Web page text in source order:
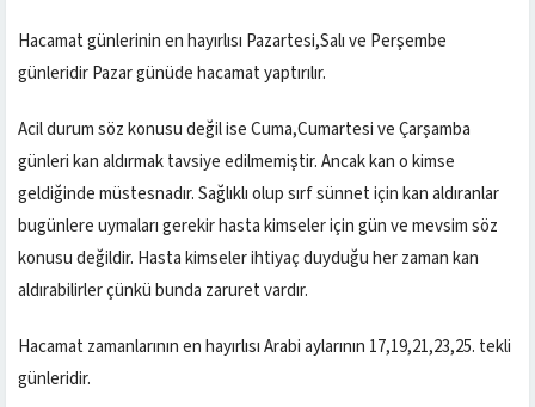
Hacamat günlerinin en hayırlısı Pazartesi,Salı ve Perşembe
günleridir Pazar günüde hacamat yaptırılır.
Acil durum söz konusu değil ise Cuma,Cumartesi ve Çarşamba
günleri kan aldırmak tavsiye edilmemiştir. Ancak kan o kimse
geldiğinde müstesnadır. Sağlıklı olup sırf sünnet için kan aldıranlar
bugünlere uymaları gerekir hasta kimseler için gün ve mevsim söz
konusu değildir. Hasta kimseler ihtiyaç duyduğu her zaman kan
aldırabilirler çünkü bunda zaruret vardır.
Hacamat zamanlarının en hayırlısı Arabi aylarının 17,19,21,23,25. tekli
günleridir.